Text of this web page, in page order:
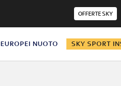
OFFERTE SKY
EUROPEI NUOTO SKY SPORT